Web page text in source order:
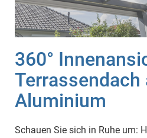
360°
Terrassendach
Aluminium
Schauen Sie sich in Ruhe um: